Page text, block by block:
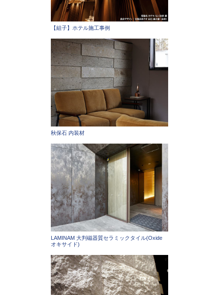
【組子】ホテル施工事例
秋保石 内装材
LAMINAM 大判磁器質セラミックタイル(Oxide
オキサイド)